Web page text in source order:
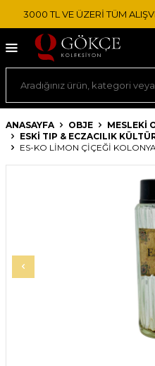
3000 TL VE ÜZERİ TÜM
ANASAYFA OBJE
MESLEKI
ESKI TIP & ECZACILIK
ES-KO LIMON ÇIÇEĞI